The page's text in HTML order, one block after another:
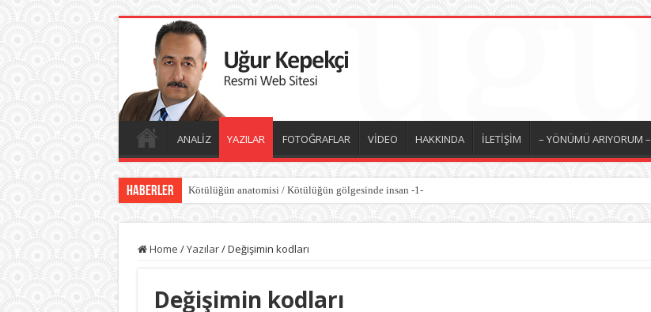
ANALİZ YAZILAR FOTOĞRAFLAR VİDEO HAKKINDA İLETİŞİM – YÖNÜMÜ ARIYORUM –
Haberler Kötülüğün anatomisi / Kötülüğün gölgesinde insan -1-
Home /Yazılar/Değişimin kodları
Değişimin kodları